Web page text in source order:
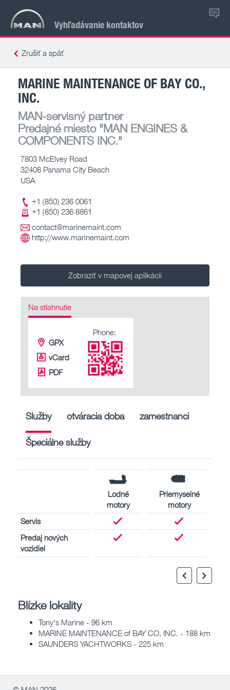
Vyhľadávanie kontaktov
SK
Zrušiť a späť
MARINE MAINTENANCE OF BAY CO.,
INC.
MAN-servisný partner
Predajné miesto"MAN ENGINES &
COMPONENTS INC."
7803 McElvey Road
32408 Panama City Beach
USA
+1 (850) 236 0061
+1 (850) 236 8861
contact@marinemaint.com
http://www.marinemaint.com
Zobraziť v mapovej aplikácii
Na stiahnutie
GPX
vCard
PDF
Phone:
Služby otváracia doba zamestnanci
Špeciálne služby
Lodné
motory
Priemyselné
motory
Servis
Predaj nových
vozidiel
Blízke lokality
Tony's Marine - 96 km
MARINE MAINTENANCE of BAY CO, INC. - 188 km
SAUNDERS YACHTWORKS - 225 km